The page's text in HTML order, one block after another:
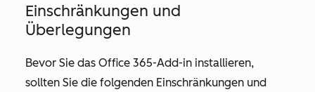
Einschränkungen und
Überlegungen
Bevor Sie das Office 365-Add-in installieren,
sollten Sie die folgenden Einschränkungen und